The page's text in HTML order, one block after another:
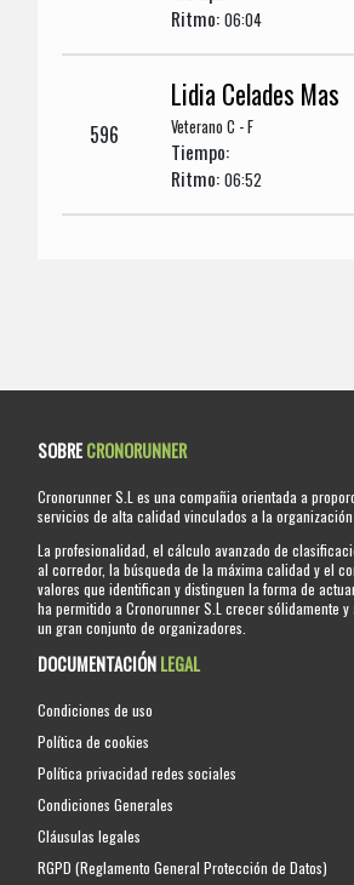
Ritmo:06:04
596
Lidia Celades Mas
Veterano C - F
Tiempo:
Ritmo:06:52
SOBRECRONORUNNER
Cronorunner S.L es una compañia orientada a
servicios de alta calidad vinculados a la organización
La profesionalidad, el cálculo avanzado de
al corredor, la búsqueda de la máxima calidad y el
valores que identifican y distinguen la forma de
ha permitido a Cronorunner S.L crecer sólidamente
un gran conjunto de organizadores.
DOCUMENTACIÓNLEGAL
Condiciones de uso
Política de cookies
Política privacidad redes sociales
Condiciones Generales
Cláusulas legales
RGPD (Reglamento General Protección de Datos)